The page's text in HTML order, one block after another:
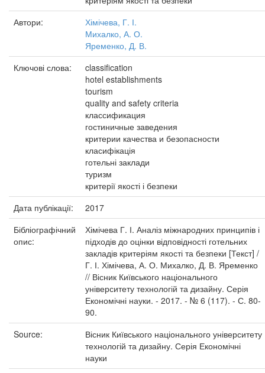
Автори:
Хімічева, Г. І.
Михалко, А. О.
Яременко, Д. В.
Ключові слова:
classification
hotel establishments
tourism
quality and safety criteria
классификация
гостиничные заведения
критерии качества и безопасности
класифікація
готельні заклади
туризм
критерії якості і безпеки
Дата публікації:
2017
Бібліографічний
опис:
Хімічева Г. І. Аналіз міжнародних принципів і
підходів до оцінки відповідності готельних
закладів критеріям якості та безпеки [Текст] /
Г. І. Хімічева, А. О. Михалко, Д. В. Яременко
// Вісник Київського національного
університету технологій та дизайну. Серія
Економічні науки. - 2017. - № 6 (117). - С. 80-
90.
Source:
Вісник Київського національного університету
технологій та дизайну. Серія Економічні
науки